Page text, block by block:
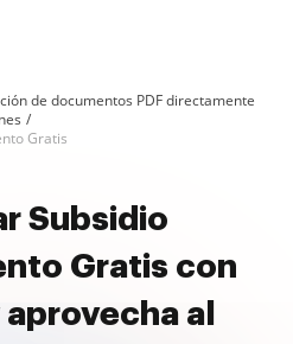
de documentos PDF directamente
Gratis
Subsidio
Gratis con
al